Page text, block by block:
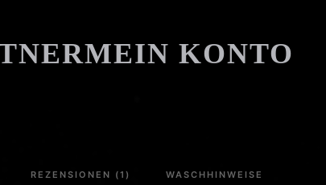
MEIN KONTO
REZENSIONEN (1) WASCHHINWEISE